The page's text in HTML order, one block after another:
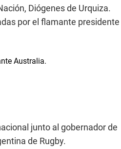
Diógenes de Urquiza.
por el flamante presidente
junto al gobernador de
de Rugby.